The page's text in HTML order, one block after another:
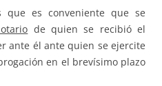
es conveniente que se
de quien se recibió el
ante él ante quien se ejercite
en el brevísimo plazo